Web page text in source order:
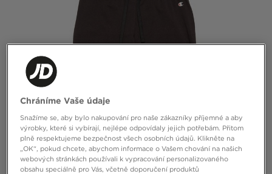
Chráníme Vaše údaje
Snažíme se, aby bylo nakupování pro naše zákazníky příjemné a aby
výrobky, které si vybírají, nejlépe odpovídaly jejich potřebám. Přitom
plně respektujeme bezpečnost všech osobních údajů. Klikněte na
„OK“, pokud chcete, abychom informace o Vašem chování na našich
webových stránkách používali k vypracování personalizovaného
obsahu speciálně pro Vás, včetně doporučení produktů